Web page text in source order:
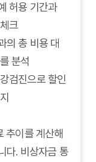
허용 기간과
크
의 총 비용 대
분석
검진으로 할인
추이를 계산해
다. 비상자금 통